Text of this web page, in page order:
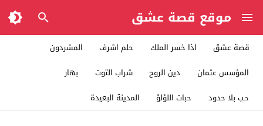
موقع قصة عشق
قصة عشق اذا خسر الملك حلم اشرف
المشردون
المؤسس عثمان
دين الروح شراب التوت
بهار
حب بلا حدود
حبات اللؤلؤ المدينة البعيدة